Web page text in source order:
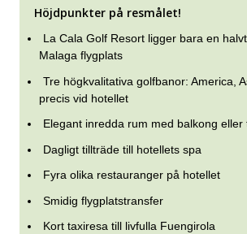
Höjdpunkter på resmålet!
La Cala Golf Resort ligger bara en
Malaga flygplats
Tre högkvalitativa golfbanor: America,
precis vid hotellet
Elegant inredda rum med balkong eller
Dagligt tillträde till hotellets spa
Fyra olika restauranger på hotellet
Smidig flygplatstransfer
Kort taxiresa till livfulla Fuengirola